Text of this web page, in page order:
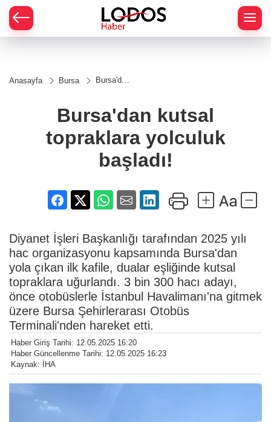
Anasayfa Bursa
Bursa'dan
yolculuk
başladı!
Bursa'dan kutsal
topraklara yolculuk
başladı!
Diyanet İşleri Başkanlığı tarafından 2025 yılı
hac organizasyonu kapsamında Bursa'dan
yola çıkan ilk kafile, dualar eşliğinde kutsal
topraklara uğurlandı. 3 bin 300 hacı adayı,
önce otobüslerle İstanbul Havalimanı'na gitmek
üzere Bursa Şehirlerarası Otobüs
Terminali'nden hareket etti.
Haber Giriş Tarihi: 12.05.2025 16:20
Haber Güncellenme Tarihi: 12.05.2025 16:23
Kaynak: İHA